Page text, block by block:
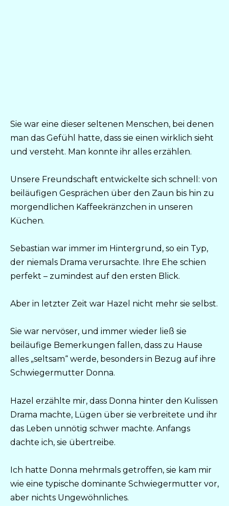
Sie war eine dieser seltenen Menschen, bei denen
man das Gefühl hatte, dass sie einen wirklich sieht
und versteht. Man konnte ihr alles erzählen.
Unsere Freundschaft entwickelte sich schnell: von
beiläufigen Gesprächen über den Zaun bis hin zu
morgendlichen Kaffeekränzchen in unseren
Küchen.
Sebastian war immer im Hintergrund, so ein Typ,
der niemals Drama verursachte. Ihre Ehe schien
perfekt – zumindest auf den ersten Blick.
Aber in letzter Zeit war Hazel nicht mehr sie selbst.
Sie war nervöser, und immer wieder ließ sie
beiläufige Bemerkungen fallen, dass zu Hause
alles „seltsam“ werde, besonders in Bezug auf ihre
Schwiegermutter Donna.
Hazel erzählte mir, dass Donna hinter den Kulissen
Drama machte, Lügen über sie verbreitete und ihr
das Leben unnötig schwer machte. Anfangs
dachte ich, sie übertreibe.
Ich hatte Donna mehrmals getroffen, sie kam mir
wie eine typische dominante Schwiegermutter vor,
aber nichts Ungewöhnliches.